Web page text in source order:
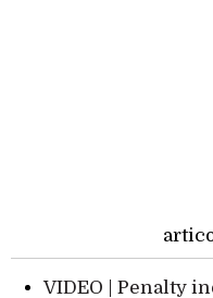
VIDEO | Penalty